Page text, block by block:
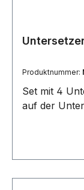
Produktnummer:
Set mit 4
auf der